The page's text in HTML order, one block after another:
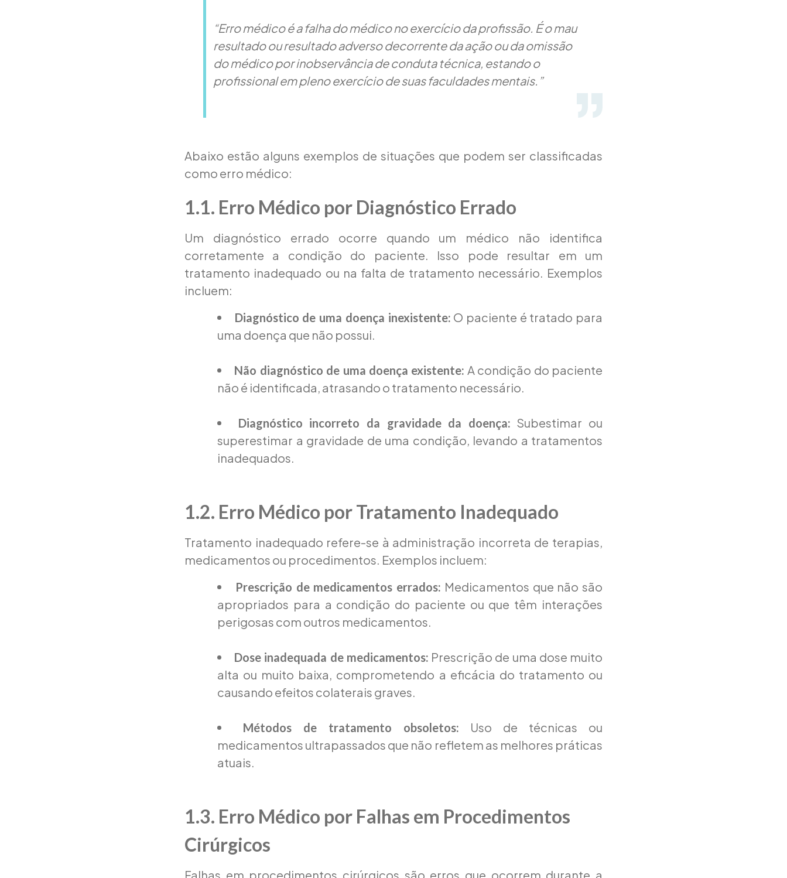
“Erro médico é a falha do médico no exercício da profissão. É o mau
resultado ou resultado adverso decorrente da ação ou da omissão
do médico por inobservância de conduta técnica, estando o
profissional em pleno exercício de suas faculdades mentais.”
Abaixo estão alguns exemplos de situações que podem ser classificadas
como erro médico:
1.1. Erro Médico por Diagnóstico Errado
Um diagnóstico errado ocorre quando um médico não identifica
corretamente a condição do paciente. Isso pode resultar em um
tratamento inadequado ou na falta de tratamento necessário. Exemplos
incluem:
Diagnóstico de uma doença inexistente: O paciente é tratado para
uma doença que não possui.
Não diagnóstico de uma doença existente: A condição do paciente
não é identificada, atrasando o tratamento necessário.
Diagnóstico incorreto da gravidade da doença: Subestimar ou
superestimar a gravidade de uma condição, levando a tratamentos
inadequados.
1.2. Erro Médico por Tratamento Inadequado
Tratamento inadequado refere-se à administração incorreta de terapias,
medicamentos ou procedimentos. Exemplos incluem:
Prescrição de medicamentos errados: Medicamentos que não são
apropriados para a condição do paciente ou que têm interações
perigosas com outros medicamentos.
Dose inadequada de medicamentos: Prescrição de uma dose muito
alta ou muito baixa, comprometendo a eficácia do tratamento ou
causando efeitos colaterais graves.
Métodos de tratamento obsoletos: Uso de técnicas ou
medicamentos ultrapassados que não refletem as melhores práticas
atuais.
1.3. Erro Médico por Falhas em Procedimentos
Cirúrgicos
Falhas em procedimentos cirúrgicos são erros que ocorrem durante a